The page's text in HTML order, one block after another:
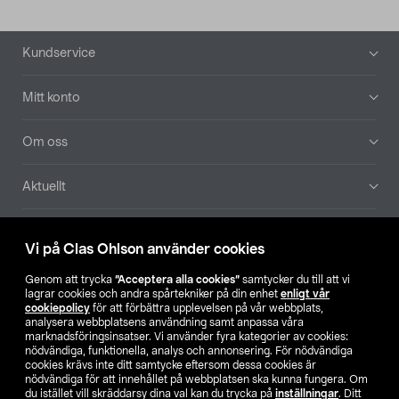
Vi på Clas Ohlson använder cookies
Genom att trycka ”Acceptera alla cookies” samtycker du till att vi
lagrar cookies och andra spårtekniker på din enhet enligt vår
cookiepolicy för att förbättra upplevelsen på vår webbplats,
analysera webbplatsens användning samt anpassa våra
marknadsföringsinsatser. Vi använder fyra kategorier av cookies:
nödvändiga, funktionella, analys och annonsering. För nödvändiga
cookies krävs inte ditt samtycke eftersom dessa cookies är
nödvändiga för att innehållet på webbplatsen ska kunna fungera. Om
du istället vill skräddarsy dina val kan du trycka på inställningar. Ditt
Sidfot
Kundservice
Mitt konto
Om oss
Aktuellt
Hitta butik
SE NO FI